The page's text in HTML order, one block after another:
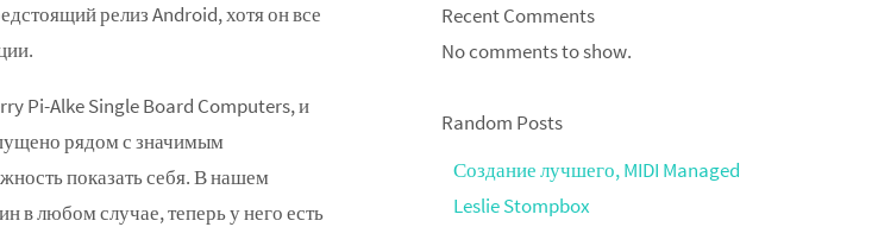
релиз Android, хотя он все
Pi-Alke Single Board Computers, и
рядом с значимым
показать себя. В нашем
в любом случае, теперь у него есть
Recent Comments
No comments to show.
Random Posts
Создание лучшего, MIDI Managed
Leslie Stompbox